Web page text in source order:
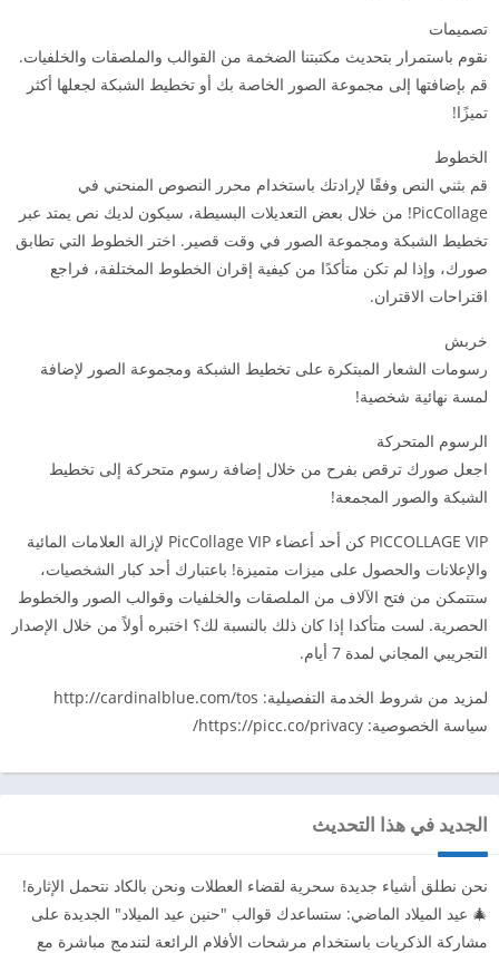
تصميمات
نقوم باستمرار بتحديث مكتبتنا الضخمة من القوالب والملصقات والخلفيات.
قم بإضافتها إلى مجموعة الصور الخاصة بك أو تخطيط الشبكة لجعلها أكثر
تميزًا!
الخطوط
قم بثني النص وفقًا لإرادتك باستخدام محرر النصوص المنحني في
PicCollage! من خلال بعض التعديلات البسيطة، سيكون لديك نص يمتد عبر
تخطيط الشبكة ومجموعة الصور في وقت قصير. اختر الخطوط التي تطابق
صورك، وإذا لم تكن متأكدًا من كيفية إقران الخطوط المختلفة، فراجع
اقتراحات الاقتران.
خربش
رسومات الشعار المبتكرة على تخطيط الشبكة ومجموعة الصور لإضافة
لمسة نهائية شخصية!
الرسوم المتحركة
اجعل صورك ترقص بفرح من خلال إضافة رسوم متحركة إلى تخطيط
الشبكة والصور المجمعة!
PICCOLLAGE VIP كن أحد أعضاء PicCollage VIP لإزالة العلامات المائية
والإعلانات والحصول على ميزات متميزة! باعتبارك أحد كبار الشخصيات،
ستتمكن من فتح الآلاف من الملصقات والخلفيات وقوالب الصور والخطوط
الحصرية. لست متأكدا إذا كان ذلك بالنسبة لك؟ اختبره أولاً من خلال الإصدار
التجريبي المجاني لمدة 7 أيام.
لمزيد من شروط الخدمة التفصيلية: http://cardinalblue.com/tos
سياسة الخصوصية: https://picc.co/privacy/
الجديد في هذا التحديث
نحن نطلق أشياء جديدة سحرية لقضاء العطلات ونحن بالكاد نتحمل الإثارة!
🎄 عيد الميلاد الماضي: ستساعدك قوالب "حنين عيد الميلاد" الجديدة على
مشاركة الذكريات باستخدام مرشحات الأفلام الرائعة لتندمج مباشرة مع